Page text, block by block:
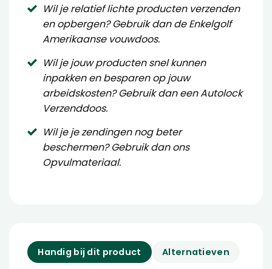
Wil je relatief lichte producten verzenden
en opbergen? Gebruik dan deEnkelgolf
Amerikaanse vouwdoos.
Wil je jouw producten snel kunnen
inpakken en besparen op jouw
arbeidskosten? Gebruik dan eenAutolock
Verzenddoos.
Wil je je zendingen nog beter
beschermen? Gebruik dan ons
Opvulmateriaal.
Handig bij dit product Alternatieven